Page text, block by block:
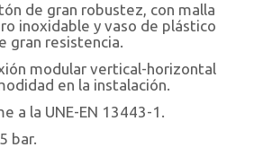
de gran robustez, con malla
inoxidable y vaso de plástico
gran resistencia.
modular vertical-horizontal
en la instalación.
a la UNE-EN 13443-1.
bar.